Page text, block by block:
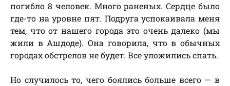
погибло 8 человек. Много раненых. Сердце было
где-то на уровне пят. Подруга успокаивала меня
тем, что от нашего города это очень далеко (мы
жили в Ашдоде). Она говорила, что в обычных
городах обстрелов не будет. Все уложились спать.
Но случилось то, чего боялись больше всего — в